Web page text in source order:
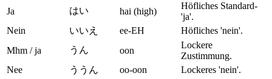
Ja
はい hai (high)
Höfliches Standard-
'ja'.
Nein
いいえ ee-EH
Höfliches 'nein'.
Mhm / ja
うん oon
Lockere
Zustimmung.
Nee
ううん oo-oon Lockeres 'nein'.